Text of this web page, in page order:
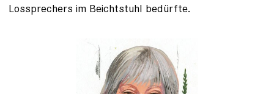
Lossprechers im Beichtstuhl bedürfte.